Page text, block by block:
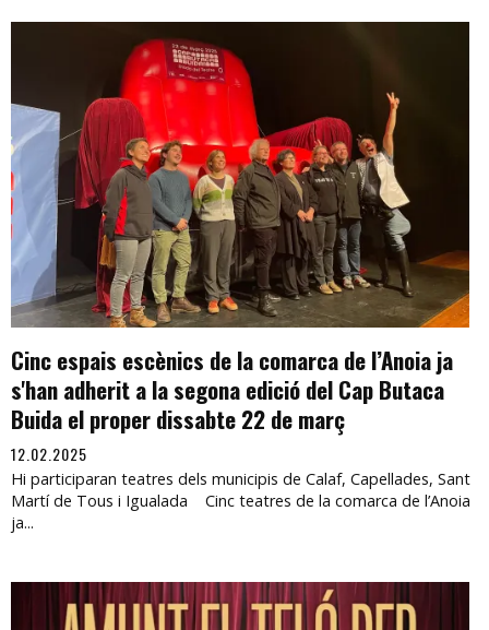
Cinc espais escènics de la comarca de l’Anoia ja
s'han adherit a la segona edició del Cap Butaca
Buida el proper dissabte 22 de març
12.02.2025
Hi participaran teatres dels municipis de Calaf, Capellades, Sant
Martí de Tous i Igualada Cinc teatres de la comarca de l’Anoia
ja...